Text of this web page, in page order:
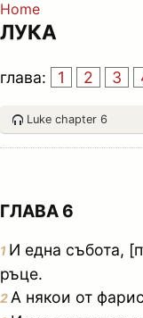
Home
ЛУКА
глава: 1 2 3
Luke chapter 6
ГЛАВА 6
1 И една събота,
ръце.
2 А някои от